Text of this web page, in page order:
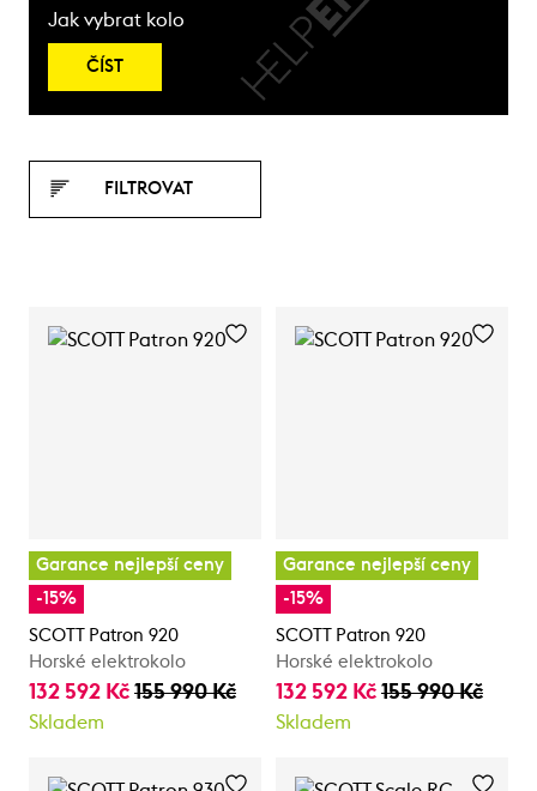
Jak vybrat kolo
ČÍST
FILTROVAT
Garance nejlepší ceny
-15%
SCOTT Patron 920
Horské elektrokolo
132 592 Kč 155 990 Kč
Skladem
Garance nejlepší ceny
-15%
SCOTT Patron 920
Horské elektrokolo
132 592 Kč 155 990 Kč
Skladem